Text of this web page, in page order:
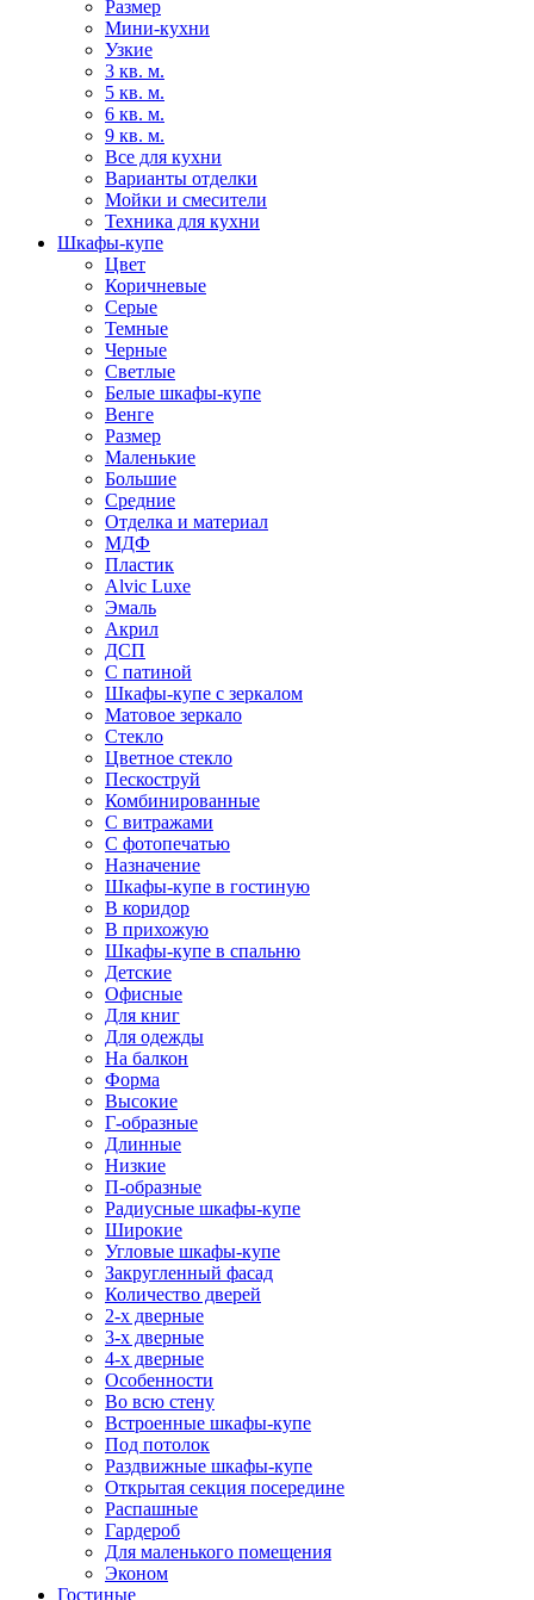
Размер
Мини-кухни
Узкие
3 кв. м.
5 кв. м.
6 кв. м.
9 кв. м.
Все для кухни
Варианты отделки
Мойки и смесители
Техника для кухни
Шкафы-купе
Цвет
Коричневые
Серые
Темные
Черные
Светлые
Белые шкафы-купе
Венге
Размер
Маленькие
Большие
Средние
Отделка и материал
МДФ
Пластик
Alvic Luxe
Эмаль
Акрил
ДСП
С патиной
Шкафы-купе с зеркалом
Матовое зеркало
Стекло
Цветное стекло
Пескоструй
Комбинированные
С витражами
С фотопечатью
Назначение
Шкафы-купе в гостиную
В коридор
В прихожую
Шкафы-купе в спальню
Детские
Офисные
Для книг
Для одежды
На балкон
Форма
Высокие
Г-образные
Длинные
Низкие
П-образные
Радиусные шкафы-купе
Широкие
Угловые шкафы-купе
Закругленный фасад
Количество дверей
2-х дверные
3-х дверные
4-х дверные
Особенности
Во всю стену
Встроенные шкафы-купе
Под потолок
Раздвижные шкафы-купе
Открытая секция посередине
Распашные
Гардероб
Для маленького помещения
Эконом
Гостиные